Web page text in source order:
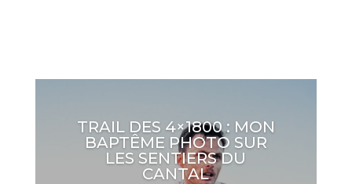
TRAIL DES 4×1800 : MON
BAPTÊME PHOTO SUR
LES SENTIERS DU
CANTAL